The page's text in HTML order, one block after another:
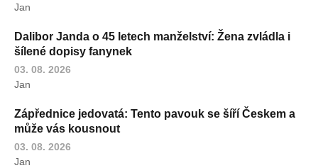
Jan
Dalibor Janda o 45 letech manželství: Žena zvládla i
šílené dopisy fanynek
03. 08. 2026
Jan
Zápřednice jedovatá: Tento pavouk se šíří Českem a
může vás kousnout
03. 08. 2026
Jan